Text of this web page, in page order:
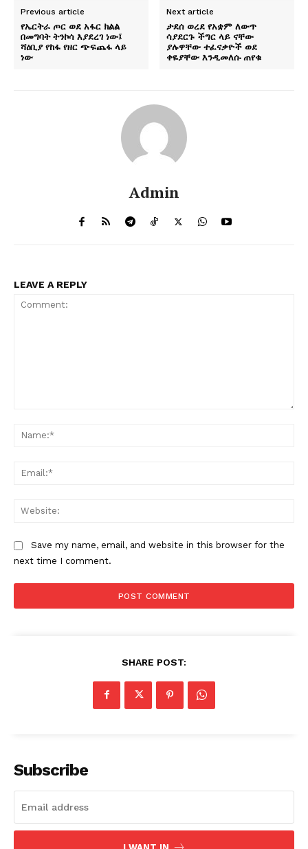
ለሻዕቢያ እያገለገለ ያለውን
የትህነግ ቡድን ለማስወገድ
ከትግራይ ሰላም ኃይሎች ጋር
እንደሚቀላቀል አስታወቀ። የአገር
Previous article
የኤርትራ ጦር ወደ አፋር ክልል
በመግባት ትንኮሳ እያደረገ ነው፤
ሻዕቢያ የከፋ የዘር ጭፍጨፋ ላይ
ነው
Next article
ታደሰ ወረደ የአቋም ለውጥ
ሳያደርጉ ችግር ላይ ናቸው
ያሉዋቸው ተፈናቃዮች ወደ
ቀዬያቸው እንዲመለሱ ጠየቁ
Admin
LEAVE A REPLY
Save my name, email, and website in this browser for the
next time I comment.
SHARE POST:
Subscribe